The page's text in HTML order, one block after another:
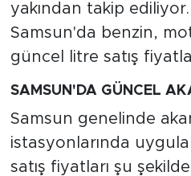
yakından takip
Samsun'da benzin,
güncel litre satış
SAMSUN'DA GÜNCEL
Samsun genelinde
istasyonlarında
satış fiyatları şu